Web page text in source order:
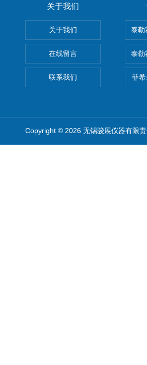
关于我们
关于我们
在线留言
联系我们
泰勒
泰勒
菲
Copyright © 2026 无锡骏展仪器有限